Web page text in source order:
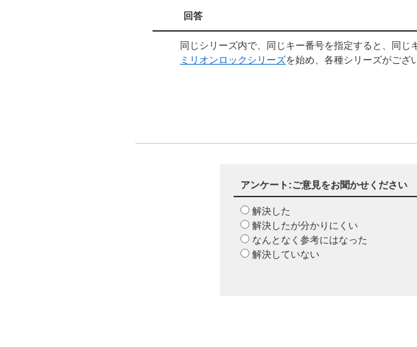
回答
同じシリーズ内で、同じキー番号を指定すると、同じ
ミリオンロックシリーズを始め、各種シリーズがござ
アンケート:ご意見をお聞かせください
解決した
解決したが分かりにくい
なんとなく参考にはなった
解決していない